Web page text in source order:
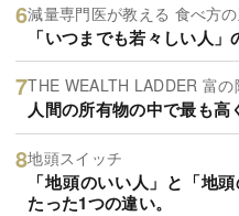
減量専門医が教える 食べ方
「いつまでも若々しい人
THE WEALTH LADDER 富の
人間の所有物の中で最も高
地頭スイッチ
「地頭のいい人」と「地
たった1つの違い。